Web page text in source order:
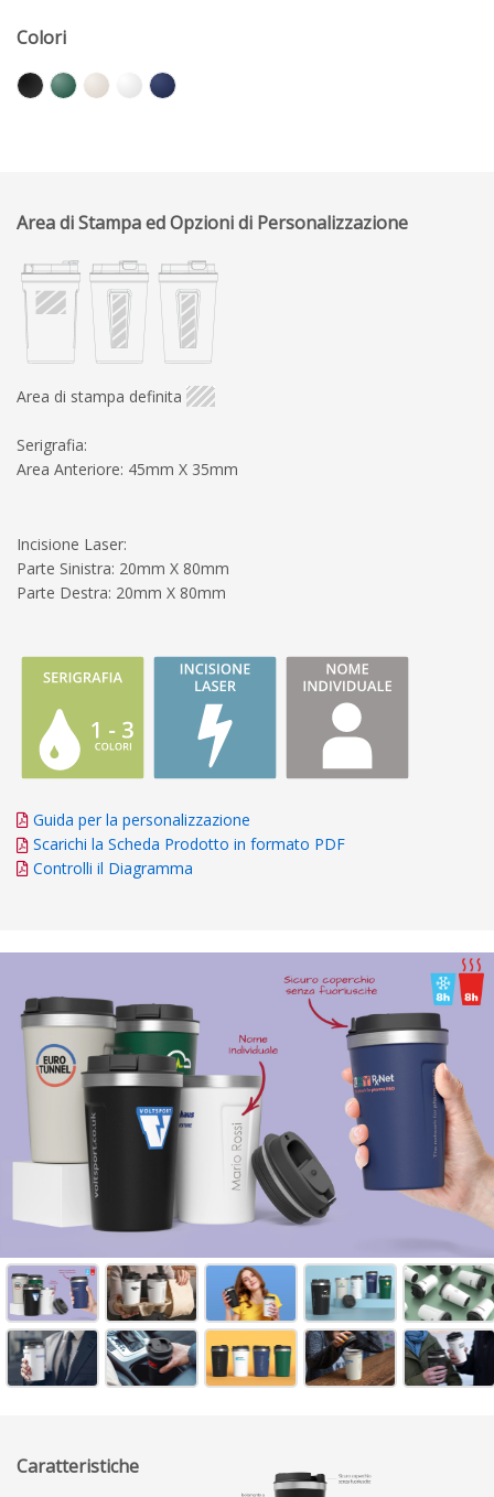
Colori
Area di Stampa ed Opzioni di Personalizzazione
Area di stampa definita
Serigrafia:
Area Anteriore: 45mm X 35mm
Incisione Laser:
Parte Sinistra: 20mm X 80mm
Parte Destra: 20mm X 80mm
Guida per la personalizzazione
Scarichi la Scheda Prodotto in formato PDF
Controlli il Diagramma
Caratteristiche